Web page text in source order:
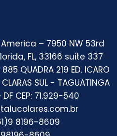
– 7950 NW 53rd
FL, 33166 suite 337
885 QUADRA 219 ED. ICARO
SUL - TAGUATINGA
DF CEP: 71.929-540
8196-8609